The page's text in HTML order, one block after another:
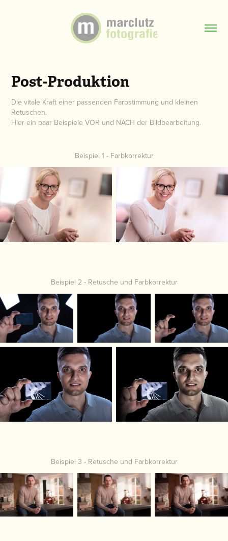
Post-Produktion
Die vitale Kraft einer passenden Farbstimmung und kleinen
Retuschen.
Hier ein paar Beispiele VOR und NACH der Bildbearbeitung.
Beispiel 1 - Farbkorrektur
Beispiel 2 - Retusche und Farbkorrektur
Beispiel 3 - Retusche und Farbkorrektur